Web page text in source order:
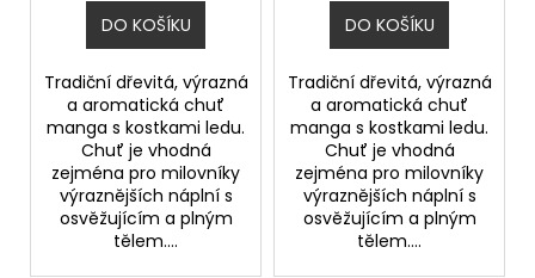
DO KOŠÍKU
Tradiční dřevitá, výrazná
a aromatická chuť
manga s kostkami ledu.
Chuť je vhodná
zejména pro milovníky
výraznějších náplní s
osvěžujícím a plným
tělem....
DO KOŠÍKU
Tradiční dřevitá, výrazná
a aromatická chuť
manga s kostkami ledu.
Chuť je vhodná
zejména pro milovníky
výraznějších náplní s
osvěžujícím a plným
tělem....